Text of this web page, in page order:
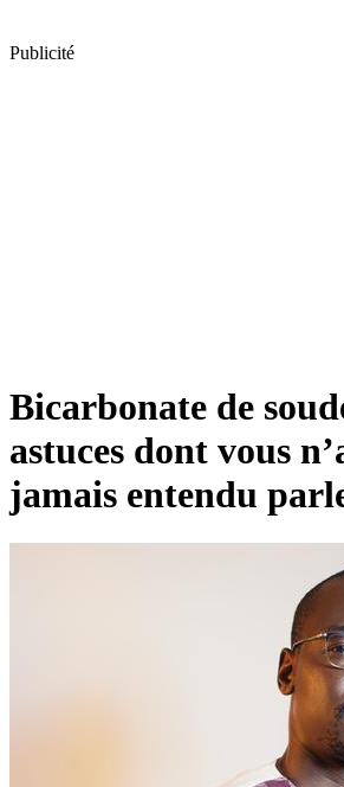
Publicité
Bicarbonate de
astuces dont vous
jamais entendu